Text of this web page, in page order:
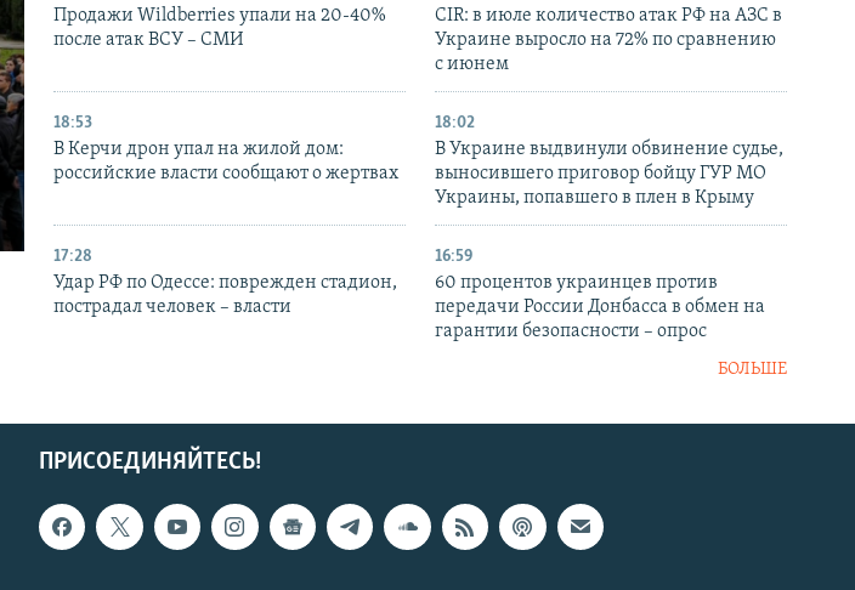
Продажи Wildberries упали на 20-40%
после атак ВСУ – СМИ
CIR: в июле количество атак РФ на АЗС в
Украине выросло на 72% по сравнению
с июнем
18:53
В Керчи дрон упал на жилой дом:
российские власти сообщают о жертвах
18:02
В Украине выдвинули обвинение судье,
выносившего приговор бойцу ГУР МО
Украины, попавшего в плен в Крыму
17:28
Удар РФ по Одессе: поврежден стадион,
пострадал человек – власти
16:59
60 процентов украинцев против
передачи России Донбасса в обмен на
гарантии безопасности – опрос
БОЛЬШЕ
ПРИСОЕДИНЯЙТЕСЬ!